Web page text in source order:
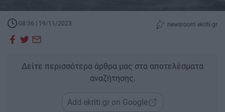
08:36 | 19/11/2023 newsroom ekriti.gr
Δείτε περισσότερα άρθρα μας στα αποτελέσματα
αναζήτησης.
Add ekriti.gr on Google